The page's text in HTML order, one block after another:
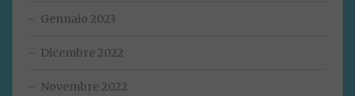
Gennaio 2023
Dicembre 2022
Novembre 2022